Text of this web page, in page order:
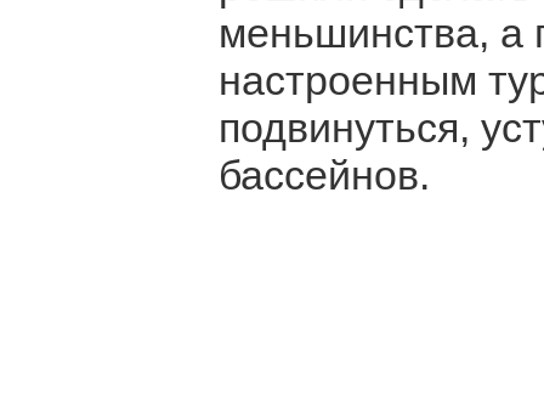
меньшинства, а
настроенным
подвинуться,
бассейнов.